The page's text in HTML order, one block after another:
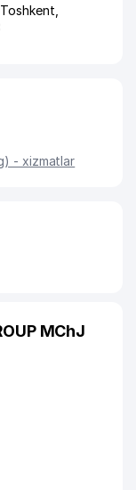
Toshkent
- xizmatlar
MChJ